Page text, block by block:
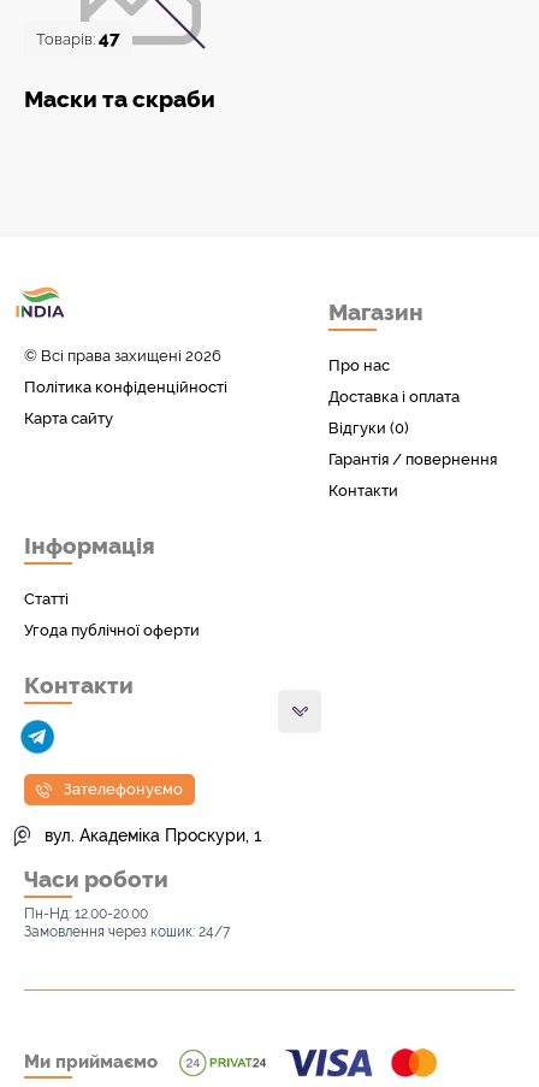
Товарів: 47
Маски та скраби
© Всі права захищені 2026
Політика конфіденційності
Карта сайту
Магазин
Про нас
Доставка і оплата
Відгуки (0)
Гарантія / повернення
Контакти
Інформація
Статті
Угода публічної оферти
Контакти
Зателефонуємо
вул. Академіка Проскури, 1
Часи роботи
Пн-Нд: 12.00-20.00
Замовлення через кошик: 24/7
Ми приймаємо